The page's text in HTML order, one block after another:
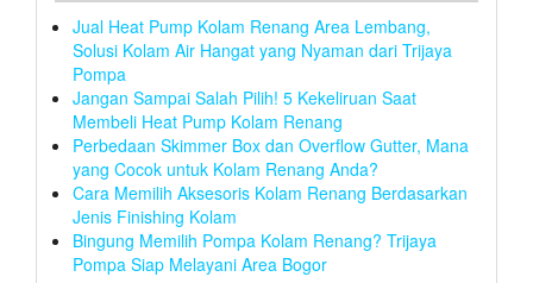
Jual Heat Pump Kolam Renang Area Lembang,
Solusi Kolam Air Hangat yang Nyaman dari Trijaya
Pompa
Jangan Sampai Salah Pilih! 5 Kekeliruan Saat
Membeli Heat Pump Kolam Renang
Perbedaan Skimmer Box dan Overflow Gutter, Mana
yang Cocok untuk Kolam Renang Anda?
Cara Memilih Aksesoris Kolam Renang Berdasarkan
Jenis Finishing Kolam
Bingung Memilih Pompa Kolam Renang? Trijaya
Pompa Siap Melayani Area Bogor